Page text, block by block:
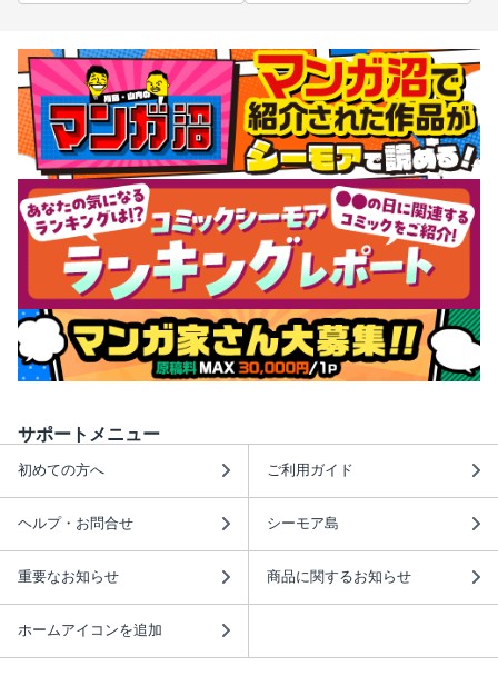
サポートメニュー
初めての方へ ご利用ガイド
ヘルプ・お問合せ シーモア島
重要なお知らせ 商品に関するお知らせ
ホームアイコンを追加